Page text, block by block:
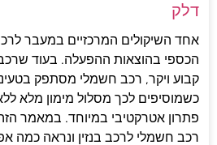
דלק
אחד השיקולים המרכזיים במעבר
הכספי בהוצאות ההפעלה. בעוד
קבוע ויקר, רכב חשמלי מסתפק
כשמוסיפים לכך מסלול מימון מלא
פתרון אטרקטיבי במיוחד. במאמר הזה
רכב חשמלי לרכב בנזין ונראה כמה